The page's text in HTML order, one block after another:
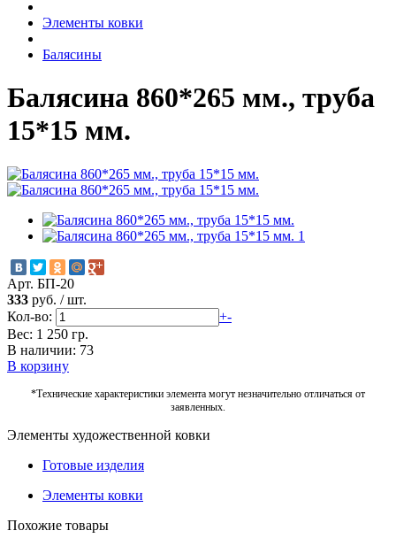
Элементы ковки
Балясины
Балясина 860*265 мм., труба
15*15 мм.
Арт. БП-20
333 руб. /шт.
Кол-во:
+-
Вес: 1 250 гр.
В наличии: 73
В корзину
*Технические характеристики элемента могут незначительно отличаться от
заявленных.
Элементы художественной ковки
Готовые изделия
Элементы ковки
Похожие товары